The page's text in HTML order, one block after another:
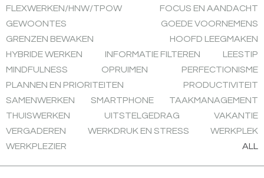
FLEXWERKEN/HNW/TPOW
FOCUS EN AANDACHT
GEWOONTES
GOEDE VOORNEMENS
GRENZEN BEWAKEN
HOOFD LEEGMAKEN
HYBRIDE WERKEN
INFORMATIE FILTEREN
LEESTIP
MINDFULNESS
OPRUIMEN
PERFECTIONISME
PLANNEN EN PRIORITEITEN
PRODUCTIVITEIT
SAMENWERKEN
SMARTPHONE
TAAKMANAGEMENT
THUISWERKEN
UITSTELGEDRAG
VAKANTIE
VERGADEREN
WERKDRUK EN STRESS
WERKPLEK
WERKPLEZIER
ALL